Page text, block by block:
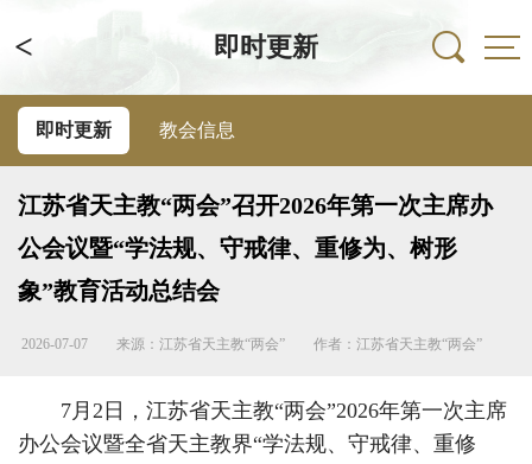
< 即时更新
即时更新 教会信息
江苏省天主教“两会”召开2026年第一次主席办
公会议暨“学法规、守戒律、重修为、树形
象”教育活动总结会
2026-07-07 来源：江苏省天主教“两会” 作者：江苏省天主教“两会”
7月2日，江苏省天主教“两会”2026年第一次主席
办公会议暨全省天主教界“学法规、守戒律、重修